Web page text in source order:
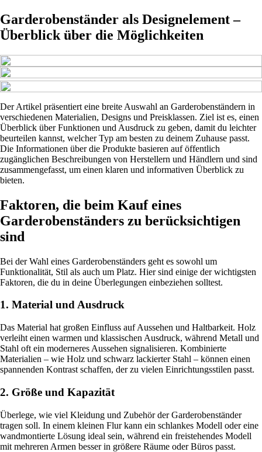
Garderobenständer als Designelement –
Überblick über die Möglichkeiten
Der Artikel präsentiert eine breite Auswahl an Garderobenständern in
verschiedenen Materialien, Designs und Preisklassen. Ziel ist es, einen
Überblick über Funktionen und Ausdruck zu geben, damit du leichter
beurteilen kannst, welcher Typ am besten zu deinem Zuhause passt.
Die Informationen über die Produkte basieren auf öffentlich
zugänglichen Beschreibungen von Herstellern und Händlern und sind
zusammengefasst, um einen klaren und informativen Überblick zu
bieten.
Faktoren, die beim Kauf eines
Garderobenständers zu berücksichtigen
sind
Bei der Wahl eines Garderobenständers geht es sowohl um
Funktionalität, Stil als auch um Platz. Hier sind einige der wichtigsten
Faktoren, die du in deine Überlegungen einbeziehen solltest.
1. Material und Ausdruck
Das Material hat großen Einfluss auf Aussehen und Haltbarkeit. Holz
verleiht einen warmen und klassischen Ausdruck, während Metall und
Stahl oft ein moderneres Aussehen signalisieren. Kombinierte
Materialien – wie Holz und schwarz lackierter Stahl – können einen
spannenden Kontrast schaffen, der zu vielen Einrichtungsstilen passt.
2. Größe und Kapazität
Überlege, wie viel Kleidung und Zubehör der Garderobenständer
tragen soll. In einem kleinen Flur kann ein schlankes Modell oder eine
wandmontierte Lösung ideal sein, während ein freistehendes Modell
mit mehreren Armen besser in größere Räume oder Büros passt.